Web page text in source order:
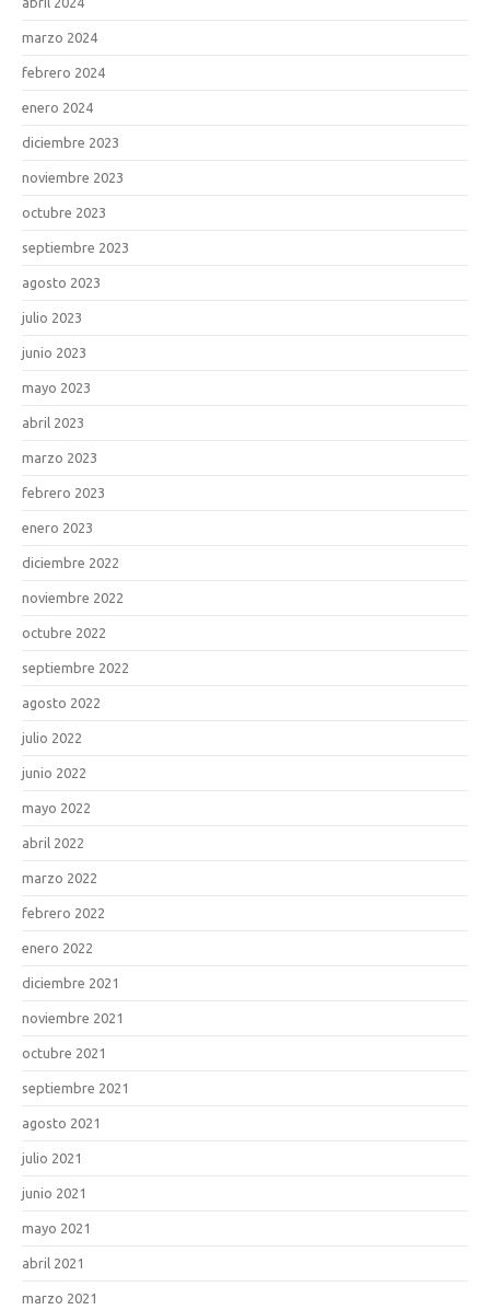
marzo 2024
febrero 2024
enero 2024
diciembre 2023
noviembre 2023
octubre 2023
septiembre 2023
agosto 2023
julio 2023
junio 2023
mayo 2023
abril 2023
marzo 2023
febrero 2023
enero 2023
diciembre 2022
noviembre 2022
octubre 2022
septiembre 2022
agosto 2022
julio 2022
junio 2022
mayo 2022
abril 2022
marzo 2022
febrero 2022
enero 2022
diciembre 2021
noviembre 2021
octubre 2021
septiembre 2021
agosto 2021
julio 2021
junio 2021
mayo 2021
abril 2021
marzo 2021